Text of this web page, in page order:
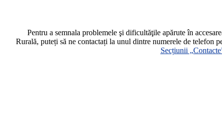
Pentru a semnala problemele şi dificultăţile apărute în
Rurală, puteți să ne contactați la unul dintre numerele de telefon
Secțiunii